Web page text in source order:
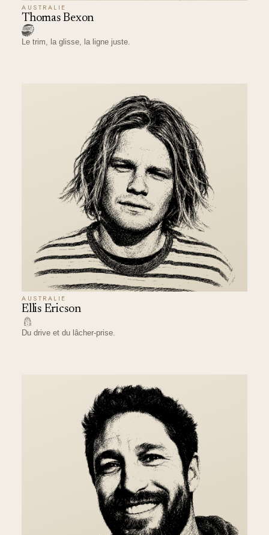
AUSTRALIE
Thomas Bexon
Le trim, la glisse, la ligne juste.
AUSTRALIE
Ellis Ericson
Du drive et du lâcher-prise.